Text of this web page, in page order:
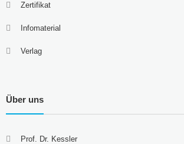
Zertifikat
Infomaterial
Verlag
Über uns
Prof. Dr. Kessler